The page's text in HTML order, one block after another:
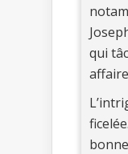
qui